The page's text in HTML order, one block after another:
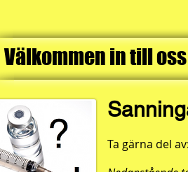
Välkommen in till
Ta gärna del av: